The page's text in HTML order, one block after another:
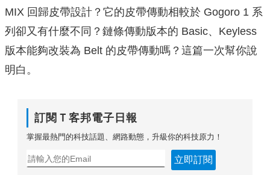
MIX 回歸皮帶設計？它的皮帶傳動相較於 Gogoro 1 系
列卻又有什麼不同？鏈條傳動版本的 Basic、Keyless
版本能夠改裝為 Belt 的皮帶傳動嗎？這篇一次幫你說
明白。
訂閱Ｔ客邦電子日報
掌握最熱門的科技話題、網路動態，升級你的科技原力！
立即訂閱